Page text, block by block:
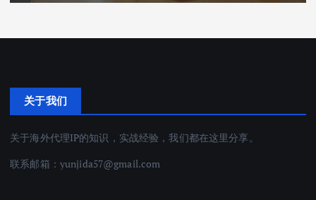
关于我们
关于海外代理IP的知识，实战经验，我们都在这里分享。
联系邮箱： yunjida57@gmail.com